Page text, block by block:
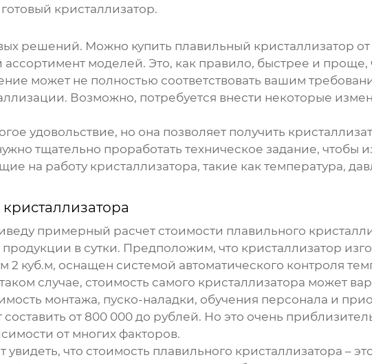
кристаллизатор.
решений. Можно купить плавильный кристаллизатор
моделей. Это, как правило, быстрее и проще,
может не полностью соответствовать вашим
Возможно, потребуется внести некоторые
удовольствие, но она позволяет получить
тщательно проработать техническое задание, чтобы
на работу кристаллизатора, такие как температура,
примерный расчет стоимости плавильного
в сутки. Предположим, что кристаллизатор
куб.м, оснащен системой автоматического контроля
случае, стоимость самого кристаллизатора может
монтажа, пуско-наладки, обучения персонала и
от 800 000 до рублей. Но это очень
от многих факторов.
что стоимость плавильного кристаллизатора –